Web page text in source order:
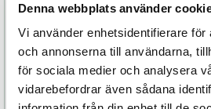
Denna webbplats använder
Vi använder enhetsidentifierare för
och annonserna till användarna,
för sociala medier och analysera
vidarebefordrar även sådana
Hilde växte upp i Salzburg i
studerade till läkare i
flyttade hon till Sverige där
specialistutbildning inom
förlossning.